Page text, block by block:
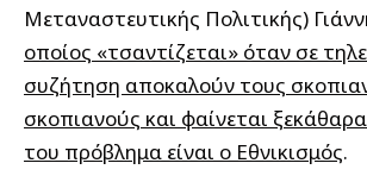
Μεταναστευτικής Πολιτικής)
οποίος «τσαντίζεται» όταν σε
συζήτηση αποκαλούν τους
σκοπιανούς και φαίνεται
του πρόβλημα είναι ο Εθνικισμός.